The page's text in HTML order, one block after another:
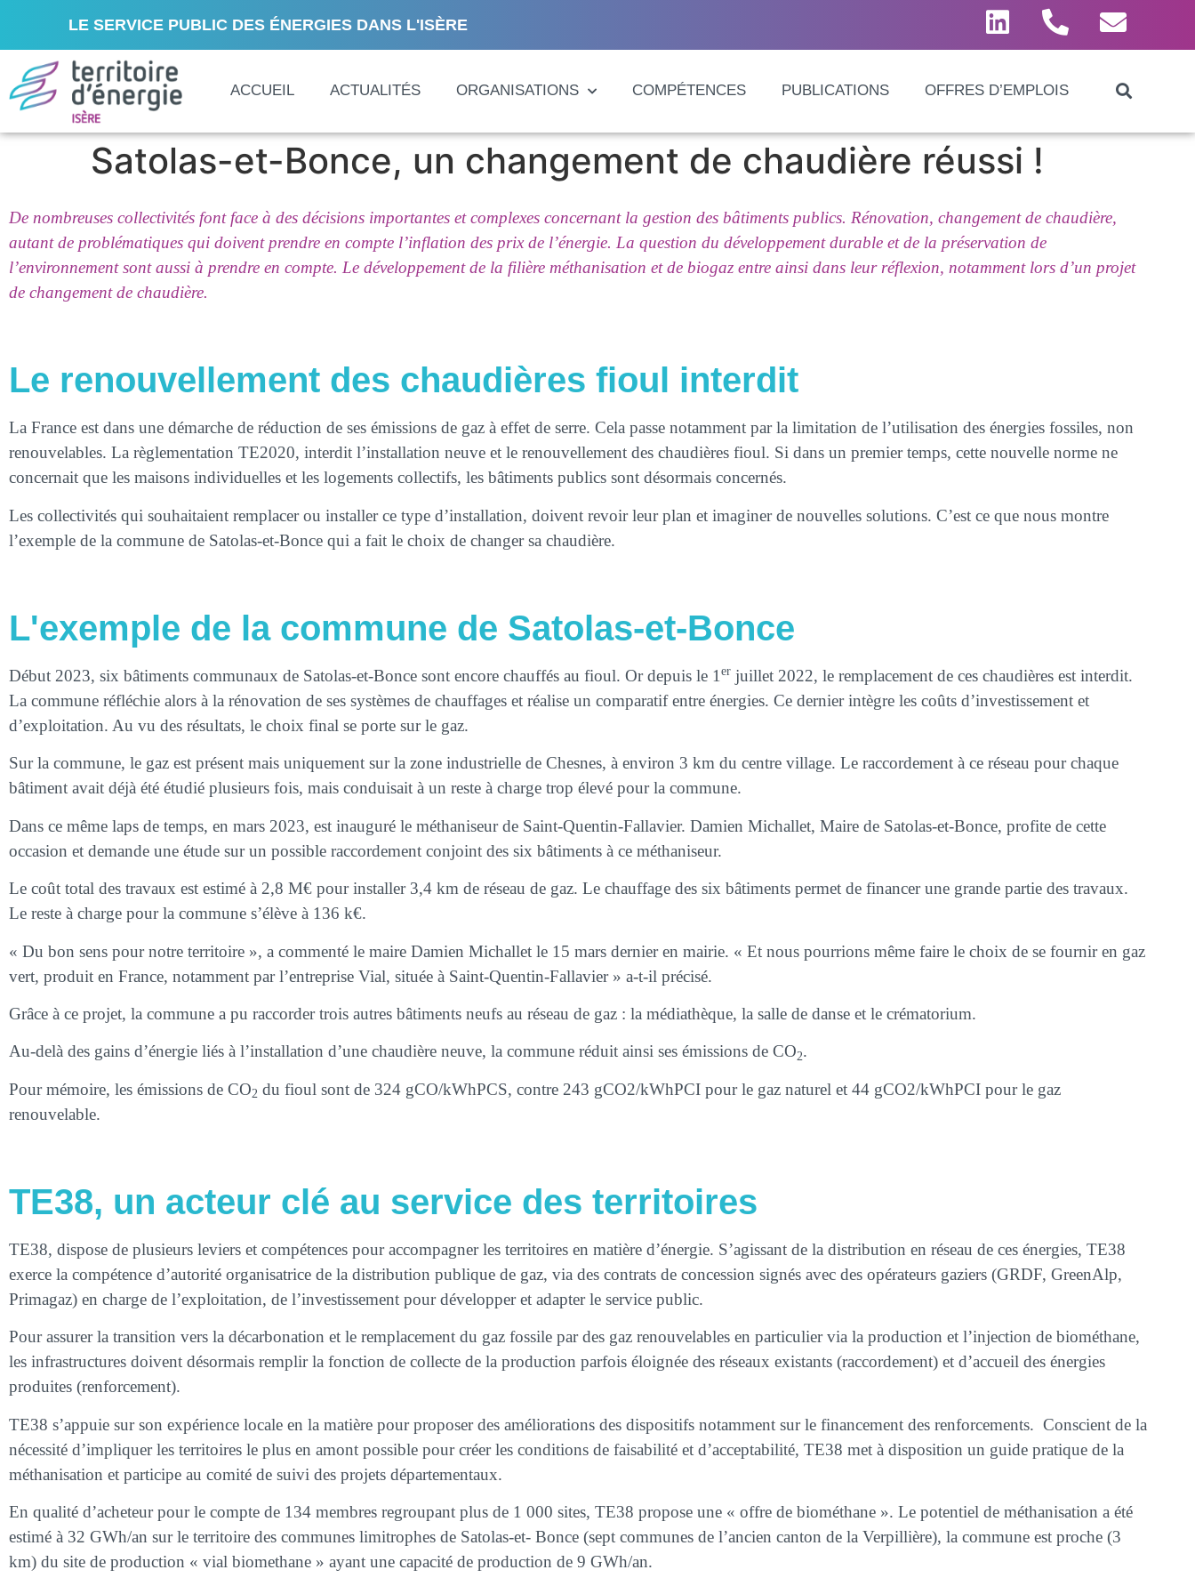
LE SERVICE PUBLIC DES ÉNERGIES DANS L'ISÈRE
ACCUEIL ACTUALITÉS ORGANISATIONS COMPÉTENCES PUBLICATIONS OFFRES D’EMPLOIS
Satolas-et-Bonce, un changement de chaudière réussi !
De nombreuses collectivités font face à des décisions importantes et complexes concernant la gestion des bâtiments publics. Rénovation, changement de chaudière,
autant de problématiques qui doivent prendre en compte l’inflation des prix de l’énergie. La question du développement durable et de la préservation de
l’environnement sont aussi à prendre en compte. Le développement de la filière méthanisation et de biogaz entre ainsi dans leur réflexion, notamment lors d’un projet
de changement de chaudière.
Le renouvellement des chaudières fioul interdit
La France est dans une démarche de réduction de ses émissions de gaz à effet de serre. Cela passe notamment par la limitation de l’utilisation des énergies fossiles, non
renouvelables. La règlementation TE2020, interdit l’installation neuve et le renouvellement des chaudières fioul. Si dans un premier temps, cette nouvelle norme ne
concernait que les maisons individuelles et les logements collectifs, les bâtiments publics sont désormais concernés.
Les collectivités qui souhaitaient remplacer ou installer ce type d’installation, doivent revoir leur plan et imaginer de nouvelles solutions. C’est ce que nous montre
l’exemple de la commune de Satolas-et-Bonce qui a fait le choix de changer sa chaudière.
L'exemple de la commune de Satolas-et-Bonce
Début 2023, six bâtiments communaux de Satolas-et-Bonce sont encore chauffés au fioul. Or depuis le 1 er juillet 2022, le remplacement de ces chaudières est interdit.
La commune réfléchie alors à la rénovation de ses systèmes de chauffages et réalise un comparatif entre énergies. Ce dernier intègre les coûts d’investissement et
d’exploitation. Au vu des résultats, le choix final se porte sur le gaz.
Sur la commune, le gaz est présent mais uniquement sur la zone industrielle de Chesnes, à environ 3 km du centre village. Le raccordement à ce réseau pour chaque
bâtiment avait déjà été étudié plusieurs fois, mais conduisait à un reste à charge trop élevé pour la commune.
Dans ce même laps de temps, en mars 2023, est inauguré le méthaniseur de Saint-Quentin-Fallavier. Damien Michallet, Maire de Satolas-et-Bonce, profite de cette
occasion et demande une étude sur un possible raccordement conjoint des six bâtiments à ce méthaniseur.
Le coût total des travaux est estimé à 2,8 M€ pour installer 3,4 km de réseau de gaz. Le chauffage des six bâtiments permet de financer une grande partie des travaux.
Le reste à charge pour la commune s’élève à 136 k€.
« Du bon sens pour notre territoire », a commenté le maire Damien Michallet le 15 mars dernier en mairie. « Et nous pourrions même faire le choix de se fournir en gaz
vert, produit en France, notamment par l’entreprise Vial, située à Saint-Quentin-Fallavier » a-t-il précisé.
Grâce à ce projet, la commune a pu raccorder trois autres bâtiments neufs au réseau de gaz : la médiathèque, la salle de danse et le crématorium.
Au-delà des gains d’énergie liés à l’installation d’une chaudière neuve, la commune réduit ainsi ses émissions de CO2.
Pour mémoire, les émissions de CO2 du fioul sont de 324 gCO/kWhPCS, contre 243 gCO2/kWhPCI pour le gaz naturel et 44 gCO2/kWhPCI pour le gaz
renouvelable.
TE38, un acteur clé au service des territoires
TE38, dispose de plusieurs leviers et compétences pour accompagner les territoires en matière d’énergie. S’agissant de la distribution en réseau de ces énergies, TE38
exerce la compétence d’autorité organisatrice de la distribution publique de gaz, via des contrats de concession signés avec des opérateurs gaziers (GRDF, GreenAlp,
Primagaz) en charge de l’exploitation, de l’investissement pour développer et adapter le service public.
Pour assurer la transition vers la décarbonation et le remplacement du gaz fossile par des gaz renouvelables en particulier via la production et l’injection de biométhane,
les infrastructures doivent désormais remplir la fonction de collecte de la production parfois éloignée des réseaux existants (raccordement) et d’accueil des énergies
produites (renforcement).
TE38 s’appuie sur son expérience locale en la matière pour proposer des améliorations des dispositifs notamment sur le financement des renforcements. Conscient de la
nécessité d’impliquer les territoires le plus en amont possible pour créer les conditions de faisabilité et d’acceptabilité, TE38 met à disposition un guide pratique de la
méthanisation et participe au comité de suivi des projets départementaux.
En qualité d’acheteur pour le compte de 134 membres regroupant plus de 1 000 sites, TE38 propose une « offre de biométhane ». Le potentiel de méthanisation a été
estimé à 32 GWh/an sur le territoire des communes limitrophes de Satolas-et- Bonce (sept communes de l’ancien canton de la Verpillière), la commune est proche (3
km) du site de production « vial biomethane » ayant une capacité de production de 9 GWh/an.